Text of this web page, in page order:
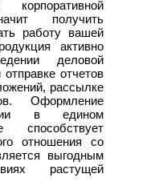
получить
работу вашей
активно
деловой
отчетов
рассылке
Оформление
в едином
способствует
отношения со
выгодным
растущей